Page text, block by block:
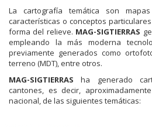
La cartografía temática son
características o conceptos
forma del relieve. MAG-SIGTIERRAS
empleando la más moderna
previamente generados como
terreno (MDT), entre otros.
MAG-SIGTIERRAS ha generado
cantones, es decir,
nacional, de las siguientes temáticas: